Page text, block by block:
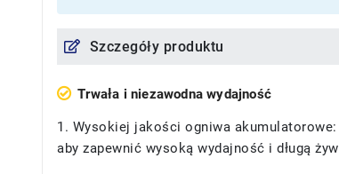
Szczegóły produktu
Trwała i niezawodna wydajność
1. Wysokiej jakości ogniwa
aby zapewnić wysoką wydajność i długą